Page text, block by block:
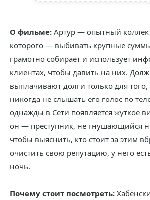
О фильме: Артур — опытный
которого — выбивать крупные
грамотно собирает и использует
клиентах, чтобы давить на них.
выплачивают долги только для
никогда не слышать его голос по
однажды в Сети появляется жуткое
он — преступник, не гнушающийся
чтобы выяснить, кто стоит за этим
очистить свою репутацию, у него
ночь.
Почему стоит посмотреть: